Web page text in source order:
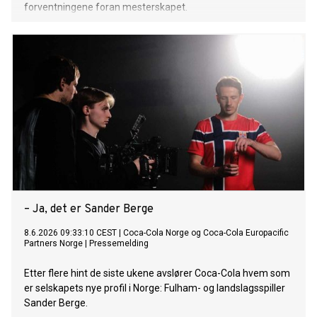
forventningene foran mesterskapet.
– Ja, det er Sander Berge
8.6.2026 09:33:10 CEST
Coca-Cola Norge og Coca-Cola Europacific
Partners Norge
Pressemelding
Etter flere hint de siste ukene avslører Coca-Cola hvem som
er selskapets nye profil i Norge: Fulham- og landslagsspiller
Sander Berge.